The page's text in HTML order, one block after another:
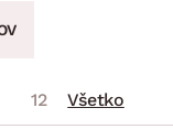
12 Všetko